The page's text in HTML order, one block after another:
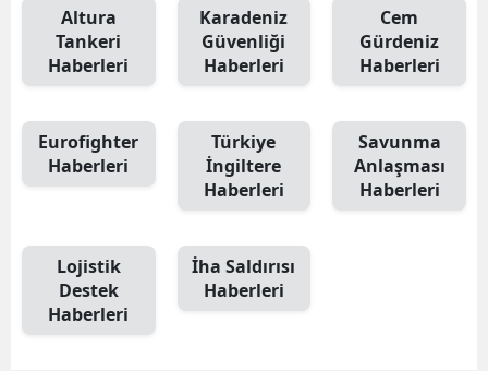
Altura
Tankeri
Haberleri
Karadeniz
Güvenliği
Haberleri
Cem
Gürdeniz
Haberleri
Eurofighter
Haberleri
Türkiye
İngiltere
Haberleri
Savunma
Anlaşması
Haberleri
Lojistik
Destek
Haberleri
İha Saldırısı
Haberleri